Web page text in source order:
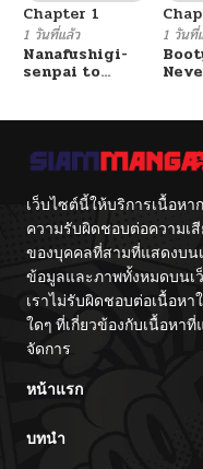
Chapter 1
1 วันที่แล้ว
Nanafushigi-
senpai to
1 วันที่
เว็บไซต์นี้ให้บริการเนื้อห
ความรับผิดชอบต่อความเ
ของบุคคลที่สามที่แสดงบน
ข้อมูลและภาพทั้งหมดบนเ
เราไม่รับผิดชอบต่อเนื้อห
ใดๆ ที่เกี่ยวข้องกับเนื้อหา
จัดการ
หน้าแรก
บทนำ